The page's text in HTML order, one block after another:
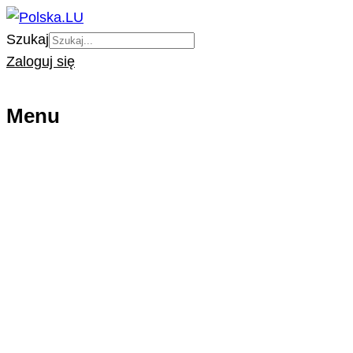
Szukaj
Zaloguj się
Menu